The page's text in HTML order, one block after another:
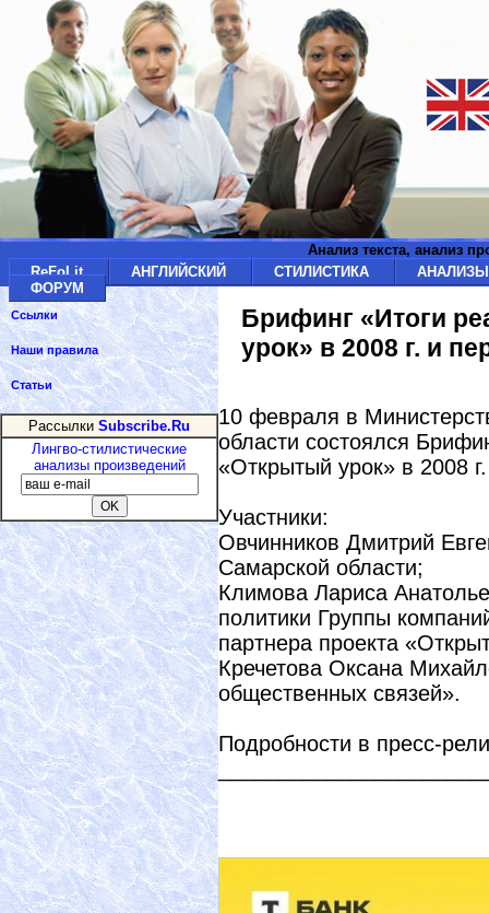
Анализ текста, анализ
ReFoLit
АНГЛИЙСКИЙ СТИЛИСТИКА
ФОРУМ
Брифинг «Итоги
урок» в 2008 г. и
10 февраля в
области состоялся
«Открытый урок» в 2008
Участники:
Овчинников Дмитрий
Самарской области;
Климова Лариса
политики Группы
партнера проекта
Кречетова Оксана
общественных связей».
Подробности в пресс-
Ссылки
Наши правила
Статьи
Рассылки Subscribe.Ru
Лингво-стилистические
анализы произведений